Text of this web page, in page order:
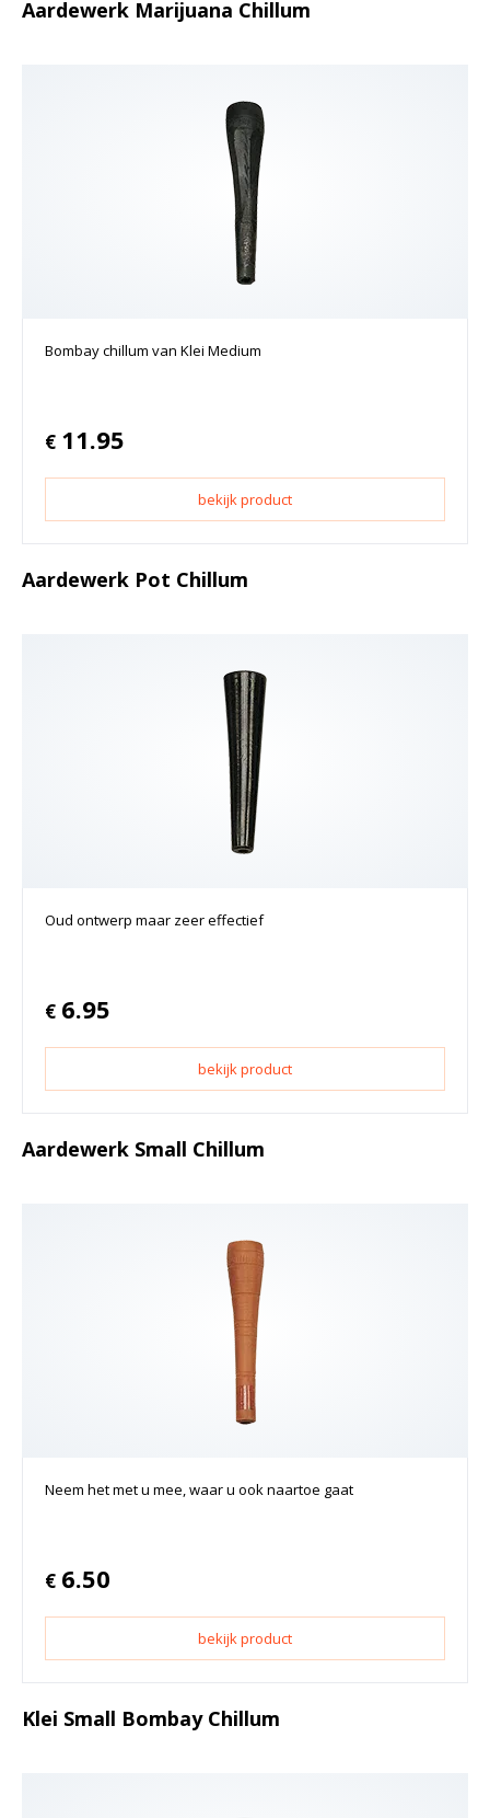
Aardewerk Marijuana Chillum
Bombay chillum van Klei Medium
€ 11.95
bekijk product
Aardewerk Pot Chillum
Oud ontwerp maar zeer effectief
€ 6.95
bekijk product
Aardewerk Small Chillum
Neem het met u mee, waar u ook naartoe gaat
€ 6.50
bekijk product
Klei Small Bombay Chillum